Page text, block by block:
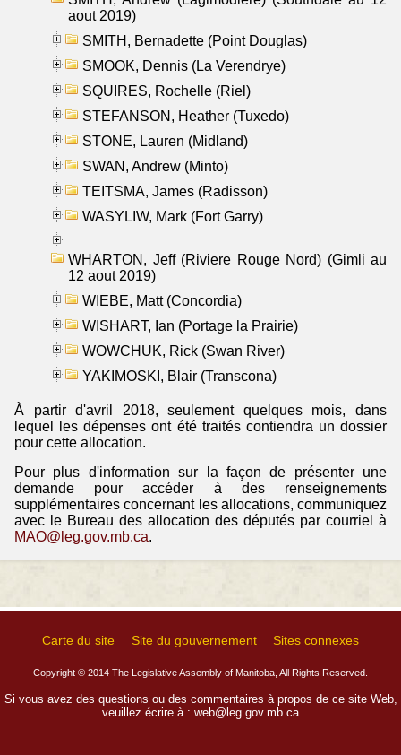
aout 2019)
SMITH, Bernadette (Point Douglas)
SMOOK, Dennis (La Verendrye)
SQUIRES, Rochelle (Riel)
STEFANSON, Heather (Tuxedo)
STONE, Lauren (Midland)
SWAN, Andrew (Minto)
TEITSMA, James (Radisson)
WASYLIW, Mark (Fort Garry)
WHARTON, Jeff (Riviere Rouge Nord) (Gimli au
12 aout 2019)
WIEBE, Matt (Concordia)
WISHART, Ian (Portage la Prairie)
WOWCHUK, Rick (Swan River)
YAKIMOSKI, Blair (Transcona)
À partir d'avril 2018, seulement quelques mois, dans
lequel les dépenses ont été traités contiendra un dossier
pour cette allocation.
Pour plus d'information sur la façon de présenter une
demande pour accéder à des renseignements
supplémentaires concernant les allocations, communiquez
avec le Bureau des allocation des députés par courriel à
MAO@leg.gov.mb.ca.
Carte du site Site du gouvernement Sites connexes
Copyright © 2014 The Legislative Assembly of Manitoba, All Rights Reserved.
Si vous avez des questions ou des commentaires à propos de ce site Web,
veuillez écrire à : web@leg.gov.mb.ca